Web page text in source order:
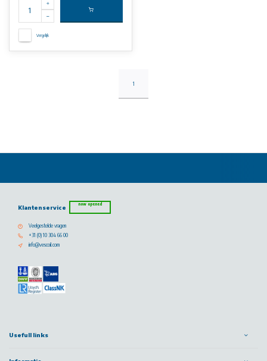
Vergelijk
1
Klantenservice now opened
Veelgestelde vragen
+31 (0) 10 304 66 00
info@vescoil.com
Usefull links